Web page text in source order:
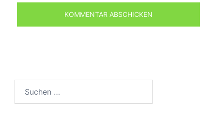
nach: